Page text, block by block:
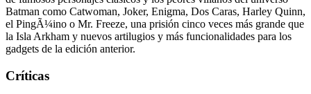
Batman como Catwoman, Joker, Enigma, Dos Caras, Harley Quinn,
el PingÃ¼ino o Mr. Freeze, una prisión cinco veces más grande que
la Isla Arkham y nuevos artilugios y más funcionalidades para los
gadgets de la edición anterior.
Críticas